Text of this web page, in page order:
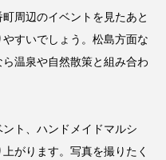
周辺のイベントを見たあと
すいでしょう。松島方面な
温泉や自然散策と組み合わ
ト、ハンドメイドマルシ
がります。写真を撮りたく